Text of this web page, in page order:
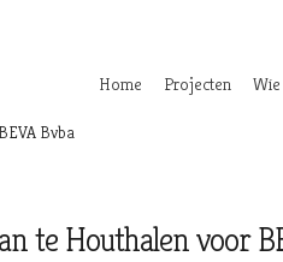
Home Projecten
Bvba
te Houthalen voor